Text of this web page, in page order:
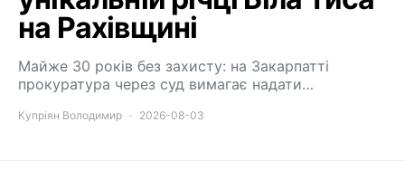
на Рахівщині
Майже 30 років без захисту: на Закарпатті
прокуратура через суд вимагає надати…
Купріян Володимир 2026-08-03